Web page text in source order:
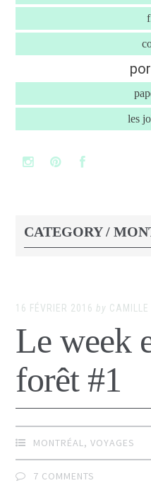
les
CATEGORY /
16 FÉVRIER 2016 by CAMILLE
Le week
forêt #1
MONTRÉAL,VOYAGES
7 COMMENTS